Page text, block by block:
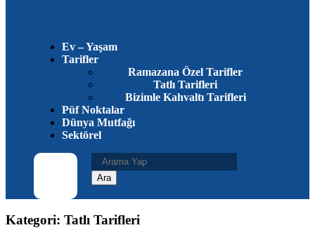
Ev – Yaşam
Tarifler
Ramazana Özel Tarifler
Tatlı Tarifleri
Bizimle Kahvaltı Tarifleri
Püf Noktalar
Dünya Mutfağı
Sektörel
Kategori: Tatlı Tarifleri